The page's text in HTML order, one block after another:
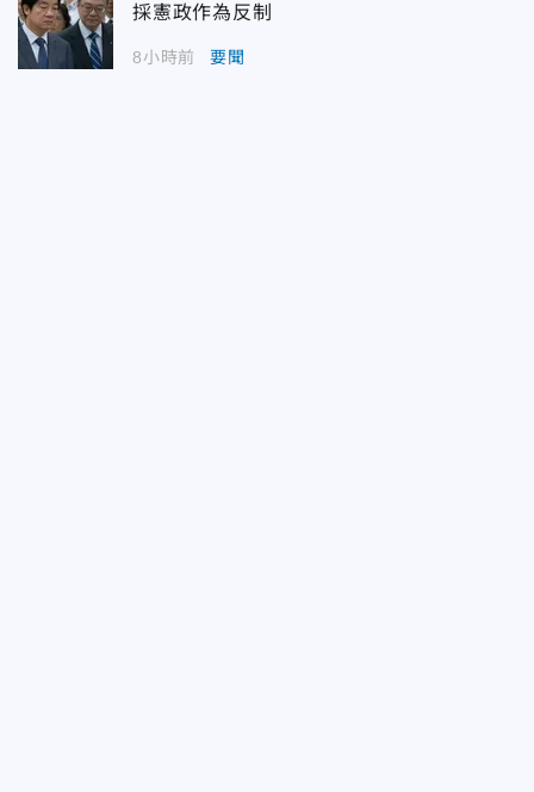
採憲政作為反制
8小時前 要聞